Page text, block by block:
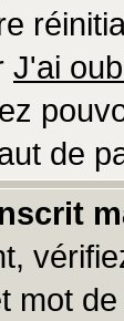
J'ai
de
mot